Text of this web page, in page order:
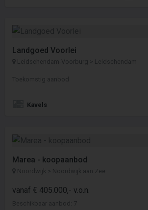
Landgoed Voorlei
Leidschendam-Voorburg > Leidschendam
Toekomstig aanbod
Kavels
Marea - koopaanbod
Noordwijk > Noordwijk aan Zee
vanaf € 405.000,- v.o.n.
Beschikbaar aanbod: 7